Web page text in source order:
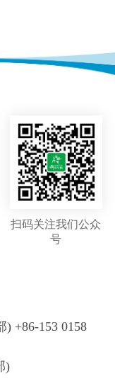
扫码关注我们公众
号
) +86-153 0158
)